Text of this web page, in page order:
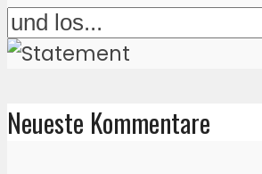
Neueste Kommentare